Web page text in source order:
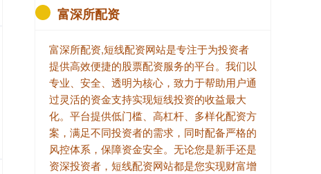
富深所配资
富深所配资,短线配资网站是专注于为投资者
提供高效便捷的股票配资服务的平台。我们以
专业、安全、透明为核心，致力于帮助用户通
过灵活的资金支持实现短线投资的收益最大
化。平台提供低门槛、高杠杆、多样化配资方
案，满足不同投资者的需求，同时配备严格的
风控体系，保障资金安全。无论您是新手还是
资深投资者，短线配资网站都是您实现财富增